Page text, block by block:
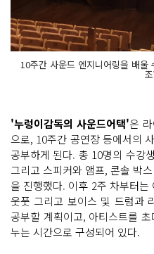
10주간 사운드 엔지니어링을 배
'누렁이감독의 사운드어택'은
으로, 10주간 공연장 등에서의
공부하게 된다. 총 10명의 수강
그리고 스피커와 앰프, 콘솔 박
을 진행했다. 이후 2주 차부터
웃풋 그리고 보이스 및 드럼과
공부할 계획이고, 아티스트를
누는 시간으로 구성되어 있다.